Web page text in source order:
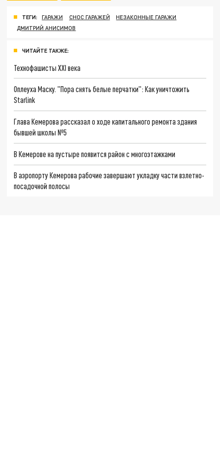
ТЕГИ: ГАРАЖИ СНОС ГАРАЖЕЙ
НЕЗАКОННЫЕ ГАРАЖИ
ДМИТРИЙ АНИСИМОВ
ЧИТАЙТЕ ТАКЖЕ:
Технофашисты XXI века
Оплеуха Маску. "Пора снять белые перчатки": Как уничтожить
Starlink
Глава Кемерова рассказал о ходе капитального ремонта здания
бывшей школы №5
В Кемерове на пустыре появится район с многоэтажками
В аэропорту Кемерова рабочие завершают укладку части взлетно-
посадочной полосы